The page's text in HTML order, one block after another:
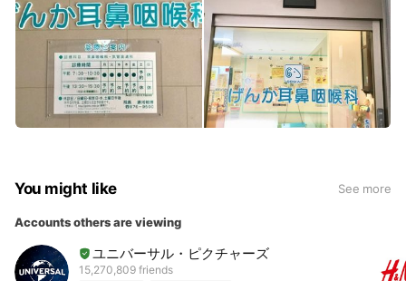
You might like See more
Accounts others are viewing
ユニバーサル・ピクチャーズ
15,270,809 friends